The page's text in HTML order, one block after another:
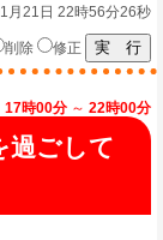
月21日 22時56分26秒
削除 修正
17時00分 ～ 22時00分
過ごして